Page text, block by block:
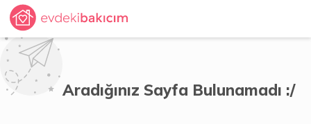
Aradığınız Sayfa Bulunamadı :/